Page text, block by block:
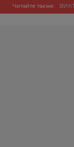
Читайте также: